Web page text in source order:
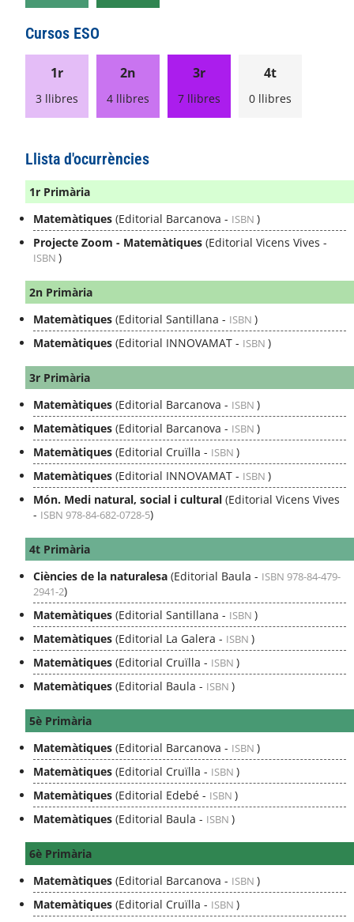
Cursos ESO
1r
3 llibres
2n
4 llibres
3r
7 llibres
4t
0 llibres
Llista d'ocurrències
1r Primària
Matemàtiques (Editorial Barcanova - ISBN )
Projecte Zoom - Matemàtiques (Editorial Vicens Vives -
ISBN )
2n Primària
Matemàtiques (Editorial Santillana - ISBN )
Matemàtiques (Editorial INNOVAMAT - ISBN )
3r Primària
Matemàtiques (Editorial Barcanova - ISBN )
Matemàtiques (Editorial Barcanova - ISBN )
Matemàtiques (Editorial Cruïlla - ISBN )
Matemàtiques (Editorial INNOVAMAT - ISBN )
Món. Medi natural, social i cultural (Editorial Vicens Vives
- ISBN 978-84-682-0728-5)
4t Primària
Ciències de la naturalesa (Editorial Baula - ISBN 978-84-479-
2941-2)
Matemàtiques (Editorial Santillana - ISBN )
Matemàtiques (Editorial La Galera - ISBN )
Matemàtiques (Editorial Cruïlla - ISBN )
Matemàtiques (Editorial Baula - ISBN )
5è Primària
Matemàtiques (Editorial Barcanova - ISBN )
Matemàtiques (Editorial Cruïlla - ISBN )
Matemàtiques (Editorial Edebé - ISBN )
Matemàtiques (Editorial Baula - ISBN )
6è Primària
Matemàtiques (Editorial Barcanova - ISBN )
Matemàtiques (Editorial Cruïlla - ISBN )